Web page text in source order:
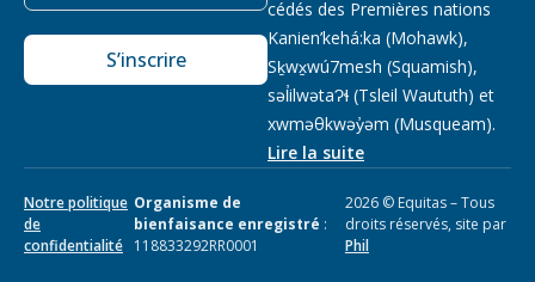
S’inscrire
cédés des Premières nations
Kanien’kehá:ka (Mohawk),
Sḵwx̱wú7mesh (Squamish),
səl̓ilwətaɁɬ (Tsleil Waututh) et
xwməθkwəy̓əm (Musqueam).
Lire la suite
Notre politique
de
confidentialité
Organisme de
bienfaisance enregistré :
118833292RR0001
2026 © Equitas – Tous
droits réservés, site par
Phil